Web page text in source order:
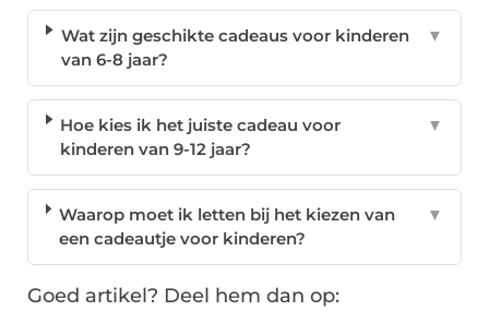
Wat zijn geschikte cadeaus voor kinderen
van 6-8 jaar?
▼
Hoe kies ik het juiste cadeau voor
kinderen van 9-12 jaar?
▼
Waarop moet ik letten bij het kiezen van
een cadeautje voor kinderen?
▼
Goed artikel? Deel hem dan op: